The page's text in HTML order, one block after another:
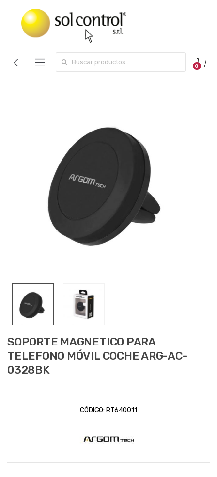
0
SOPORTE MAGNETICO PARA
TELEFONO MÓVIL COCHE ARG-AC-
0328BK
CÓDIGO: RT640011